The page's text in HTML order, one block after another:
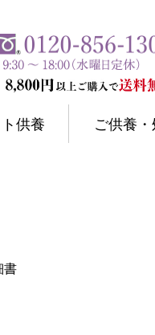
供養 ご供養・
書